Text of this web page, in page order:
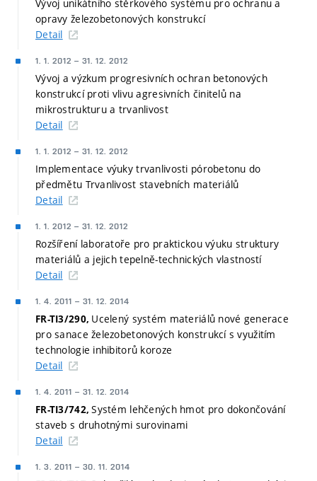
Vývoj unikátního stěrkového systému pro ochranu a
opravy železobetonových konstrukcí
Detail
1. 1. 2012 – 31. 12. 2012
Vývoj a výzkum progresivních ochran betonových
konstrukcí proti vlivu agresivních činitelů na
mikrostrukturu a trvanlivost
Detail
1. 1. 2012 – 31. 12. 2012
Implementace výuky trvanlivosti pórobetonu do
předmětu Trvanlivost stavebních materiálů
Detail
1. 1. 2012 – 31. 12. 2012
Rozšíření laboratoře pro praktickou výuku struktury
materiálů a jejich tepelně-technických vlastností
Detail
1. 4. 2011 – 31. 12. 2014
FR-TI3/290, Ucelený systém materiálů nové generace
pro sanace železobetonových konstrukcí s využitím
technologie inhibitorů koroze
Detail
1. 4. 2011 – 31. 12. 2014
FR-TI3/742,Systém lehčených hmot pro dokončování
staveb s druhotnými surovinami
Detail
1. 3. 2011 – 30. 11. 2014